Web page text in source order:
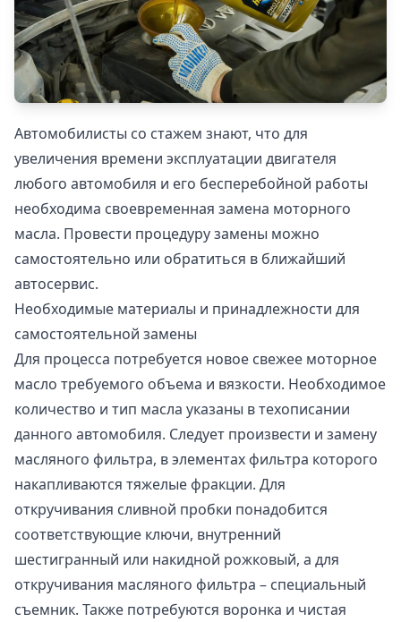
Автомобилисты со стажем знают, что для
увеличения времени эксплуатации двигателя
любого автомобиля и его бесперебойной работы
необходима своевременная замена моторного
масла. Провести процедуру замены можно
самостоятельно или обратиться в ближайший
автосервис.
Необходимые материалы и принадлежности для
самостоятельной замены
Для процесса потребуется новое свежее моторное
масло требуемого объема и вязкости. Необходимое
количество и тип масла указаны в техописании
данного автомобиля. Следует произвести и замену
масляного фильтра, в элементах фильтра которого
накапливаются тяжелые фракции. Для
откручивания сливной пробки понадобится
соответствующие ключи, внутренний
шестигранный или накидной рожковый, а для
откручивания масляного фильтра – специальный
съемник. Также потребуются воронка и чистая